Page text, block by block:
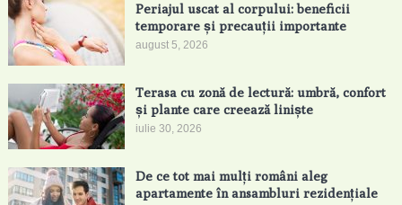
Periajul uscat al corpului: beneficii
temporare și precauții importante
august 5, 2026
Terasa cu zonă de lectură: umbră, confort
și plante care creează liniște
iulie 30, 2026
De ce tot mai mulți români aleg
apartamente în ansambluri rezidențiale